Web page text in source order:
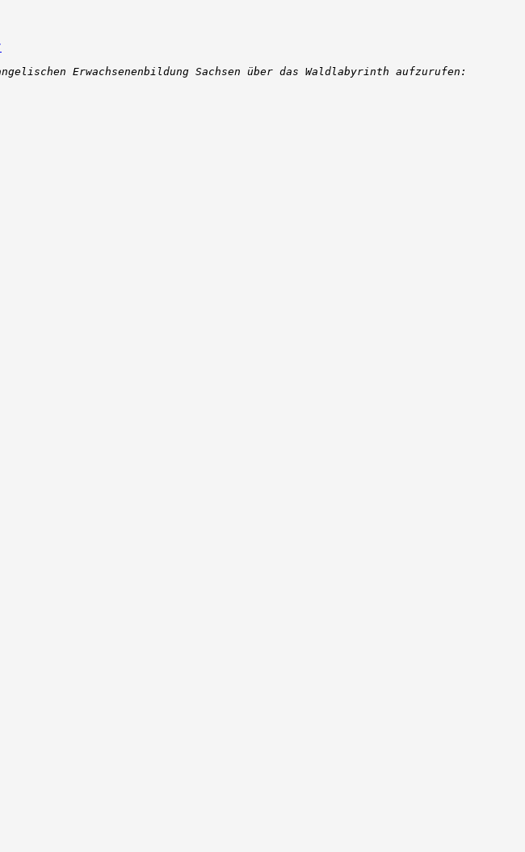
Erwachsenenbildung Sachsen über das Waldlabyrinth aufzurufen: